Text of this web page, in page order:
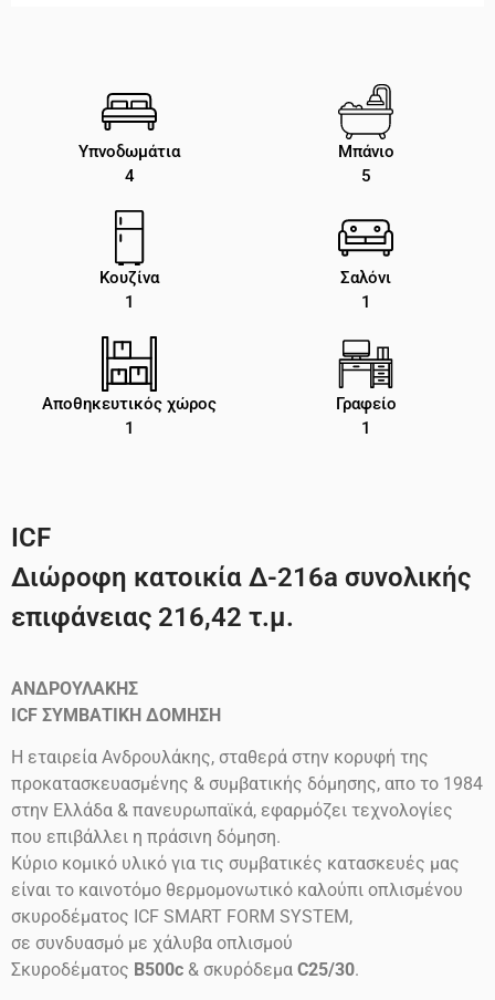
Υπνοδωμάτια
4
Μπάνιο
5
Κουζίνα
1
Σαλόνι
1
Αποθηκευτικός χώρος
1
Γραφείο
1
ICF
Διώροφη κατοικία Δ-216a συνολικής
επιφάνειας 216,42 τ.μ.
ΑΝΔΡΟΥΛΑΚΗΣ
ICF ΣΥΜΒΑΤΙΚΗ ΔΟΜΗΣΗ
Η εταιρεία Ανδρουλάκης, σταθερά στην κορυφή της
προκατασκευασμένης & συμβατικής δόμησης, απο το 1984
στην Ελλάδα & πανευρωπαϊκά, εφαρμόζει τεχνολογίες
που επιβάλλει η πράσινη δόμηση.
Κύριο κομικό υλικό για τις συμβατικές κατασκευές μας
είναι το καινοτόμο θερμομονωτικό καλούπι οπλισμένου
σκυροδέματος ICF SMART FORM SYSTEM,
σε συνδυασμό με χάλυβα οπλισμού
Σκυροδέματος B500c & σκυρόδεμα C25/30.